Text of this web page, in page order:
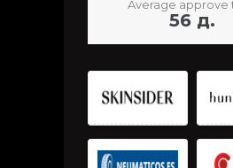
Average approve
56 д.